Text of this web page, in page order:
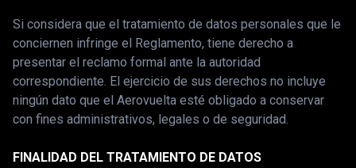
Si considera que el tratamiento de datos personales que le
conciernen infringe el Reglamento, tiene derecho a
presentar el reclamo formal ante la autoridad
correspondiente. El ejercicio de sus derechos no incluye
ningún dato que el Aerovuelta esté obligado a conservar
con fines administrativos, legales o de seguridad.
FINALIDAD DEL TRATAMIENTO DE DATOS